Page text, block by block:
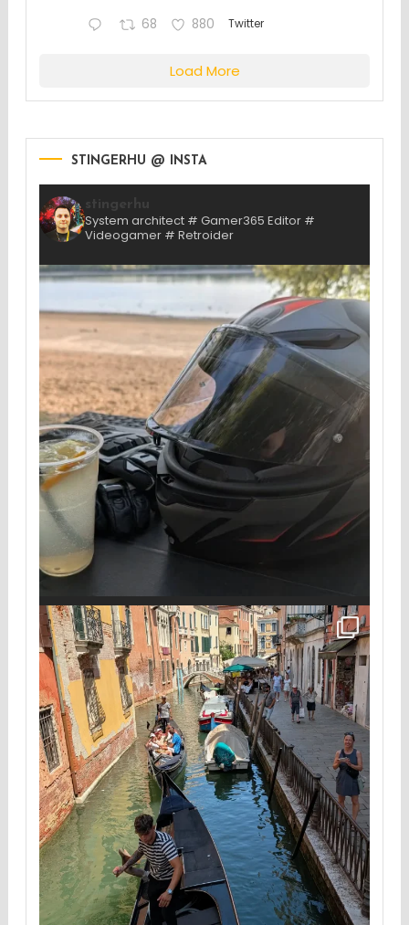
68 880 Twitter
Load More
STINGERHU @ INSTA
System architect # Gamer365 Editor #
Videogamer # Retroider